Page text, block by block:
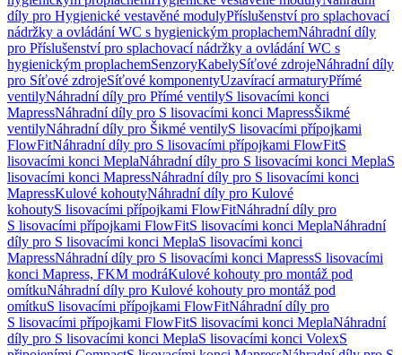
díly pro Hygienické vestavěné modulyPříslušenství pro splachovací
nádržky a ovládání WC s hygienickým proplachemNáhradní díly
pro Příslušenství pro splachovací nádržky a ovládání WC s
hygienickým proplachemSenzoryKabelySíťové zdrojeNáhradní díly
pro Síťové zdrojeSíťové komponentyUzavírací armaturyPřímé
ventilyNáhradní díly pro Přímé ventilyS lisovacími konci
MapressNáhradní díly pro S lisovacími konci MapressŠikmé
ventilyNáhradní díly pro Šikmé ventilyS lisovacími přípojkami
FlowFitNáhradní díly pro S lisovacími přípojkami FlowFitS
lisovacími konci MeplaNáhradní díly pro S lisovacími konci MeplaS
lisovacími konci MapressNáhradní díly pro S lisovacími konci
MapressKulové kohoutyNáhradní díly pro Kulové
kohoutyS lisovacími přípojkami FlowFitNáhradní díly pro
S lisovacími přípojkami FlowFitS lisovacími konci MeplaNáhradní
díly pro S lisovacími konci MeplaS lisovacími konci
MapressNáhradní díly pro S lisovacími konci MapressS lisovacími
konci Mapress, FKM modráKulové kohouty pro montáž pod
omítkuNáhradní díly pro Kulové kohouty pro montáž pod
omítkuS lisovacími přípojkami FlowFitNáhradní díly pro
S lisovacími přípojkami FlowFitS lisovacími konci MeplaNáhradní
díly pro S lisovacími konci MeplaS lisovacími konci VolexS